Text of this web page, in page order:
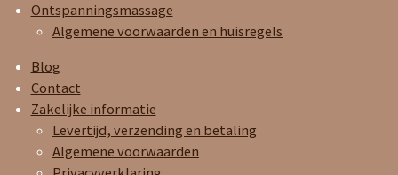
Ontspanningsmassage
Algemene voorwaarden en huisregels
Blog
Contact
Zakelijke informatie
Levertijd, verzending en betaling
Algemene voorwaarden